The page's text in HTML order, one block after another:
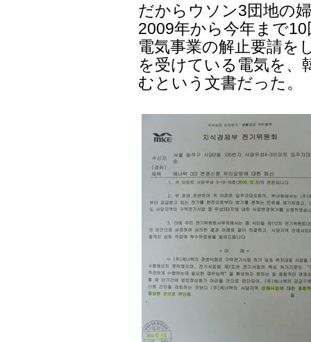
だからウソン3団地の
2009年から今年まで
電気事業の解止要請を
を受けている電気を、
むという文書だった。